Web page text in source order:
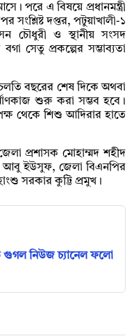
পরে এ বিষয়ে প্রধানমন্ত্রী
সংশ্লিষ্ট দপ্তর, পটুয়াখালী-১
চৌধুরী ও স্থানীয় সংসদ
সেতু প্রকল্পের সম্ভাব্যতা
বছরের শেষ দিকে অথবা
শুরু করা সম্ভব হবে।
পক্ষ থেকে শিশু আদিরার হাতে
প্রশাসক মোহাম্মদ শহীদ
আবু ইউসুফ, জেলা বিএনপির
সরকার কুট্টি প্রমুখ।
গুগল নিউজ চ্যানেল ফলো